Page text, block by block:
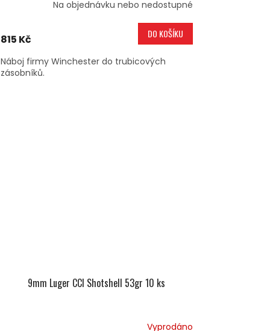
Na objednávku nebo nedostupné
815 Kč DO KOŠÍKU
Náboj firmy Winchester do trubicových
zásobníků.
9mm Luger CCI Shotshell 53gr 10 ks
Vyprodáno